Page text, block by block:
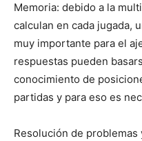
Memoria: debido a la
calculan en cada jugada,
muy importante para el
respuestas pueden
conocimiento de
partidas y para eso es
Resolución de